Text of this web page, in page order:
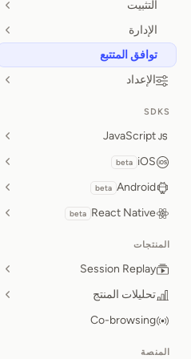
التثبيت
الإدارة
توافق المتتبع
الإعداد
SDKS
JavaScript
iOS
beta
Android
beta
React Native
beta
المنتجات
Session Replay
تحليلات المنتج
Co-browsing
المنصة